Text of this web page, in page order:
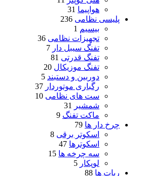
هواپیما 31
پلیسی نظامی 236
بیسیم 1
تجهیزات نظامی 36
تفنگ سیبل دار 7
تفنگ قدرتی 81
تفنگ موزیکال 20
دوربین و دستبند 5
رگباری موتوردار 37
ست های نظامی 10
شمشیر
31
ماکت تفنگ 9
چرخ دار ها 79
اسکوتر برقی 8
اسکوترها 47
سه چرخه ها 15
لوپکار 5
ربات ها 88